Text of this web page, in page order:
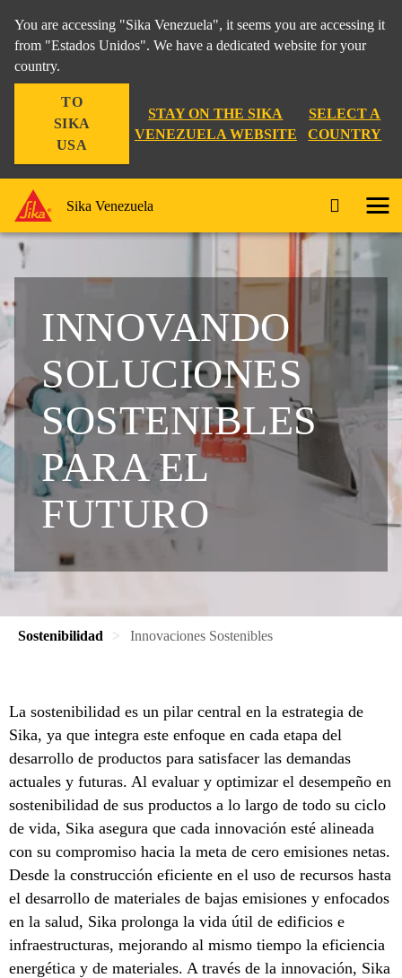
You are accessing "Sika Venezuela", it seems you are accessing it
from "Estados Unidos". We have a dedicated website for your
country.
TO
SIKA
USA
STAY ON THE SIKA
VENEZUELA WEBSITE
SELECT A
COUNTRY
Sika Venezuela
INNOVANDO
SOLUCIONES
SOSTENIBLES
PARA EL
FUTURO
Sostenibilidad Innovaciones Sostenibles
La sostenibilidad es un pilar central en la estrategia de
Sika, ya que integra este enfoque en cada etapa del
desarrollo de productos para satisfacer las demandas
actuales y futuras. Al evaluar y optimizar el desempeño en
sostenibilidad de sus productos a lo largo de todo su ciclo
de vida, Sika asegura que cada innovación esté alineada
con su compromiso hacia la meta de cero emisiones netas.
Desde la construcción eficiente en el uso de recursos hasta
el desarrollo de materiales de bajas emisiones y enfocados
en la salud, Sika prolonga la vida útil de edificios e
infraestructuras, mejorando al mismo tiempo la eficiencia
energética y de materiales. A través de la innovación, Sika